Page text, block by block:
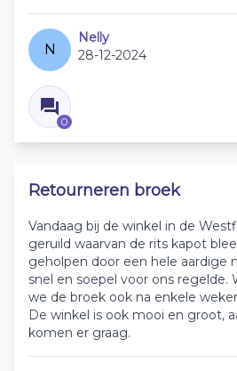
N
Nelly
28-12-2024
0
Retourneren broek
Vandaag bij de winkel in de
geruild waarvan de rits kapot
geholpen door een hele aardige
snel en soepel voor ons regelde.
we de broek ook na enkele
De winkel is ook mooi en groot,
komen er graag.